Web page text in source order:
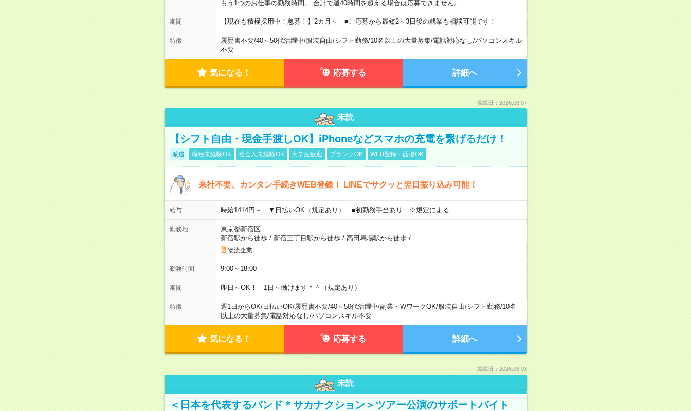
もう1つのお仕事の勤務時間。 合計で週40時間を超える場合は応募できません。
期間 【現在も積極採用中！急募！】2カ月～ ■ご応募から最短2～3日後の就業も相談可能です！
特徴 履歴書不要/40～50代活躍中/服装自由/シフト勤務/10名以上の大量募集/電話対応なし/パソコンスキル
不要
気になる！ 応募する 詳細へ
掲載日：2026.08.07
未読
【シフト自由・現金手渡しOK】iPhoneなどスマホの充電を繋げるだけ！
派遣 職種未経験OK 社会人未経験OK 大学生歓迎 ブランクOK WEB登録・面接OK
来社不要、カンタン手続きWEB登録！ LINEでサクッと翌日振り込み可能！
給与 時給1414円～ ▼日払いOK（規定あり） ■初勤務手当あり ※規定による
勤務地
東京都新宿区
新宿駅から徒歩/ 新宿三丁目駅から徒歩/ 高田馬場駅から徒歩/
物流企業
勤務時間 9:00～18:00
期間 即日～OK！ 1日～働けます＾＾（規定あり）
特徴 週1日からOK/日払いOK/履歴書不要/40～50代活躍中/副業・WワークOK/服装自由/シフト勤務/10名
以上の大量募集/電話対応なし/パソコンスキル不要
気になる！ 応募する 詳細へ
掲載日：2026.08.03
未読
＜日本を代表するバンド＊サカナクション＞ツアー公演のサポートバイト